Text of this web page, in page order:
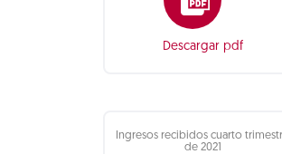
Descargar pdf
Ingresos recibidos cuarto
de 2021